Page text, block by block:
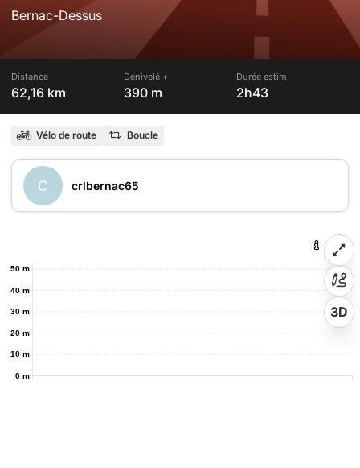
Bernac-Dessus
Distance
62,16 km
Dénivelé +
390 m
Durée estim.
2h43
Vélo de route Boucle
C crlbernac65
0 m
10 m
20 m
30 m
40 m
50 m
3D